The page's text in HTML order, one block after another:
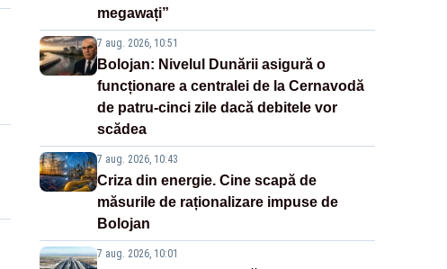
megawați”
7 aug. 2026, 10:51
Bolojan: Nivelul Dunării asigură o
funcționare a centralei de la Cernavodă
de patru-cinci zile dacă debitele vor
scădea
7 aug. 2026, 10:43
Criza din energie. Cine scapă de
măsurile de raționalizare impuse de
Bolojan
7 aug. 2026, 10:01